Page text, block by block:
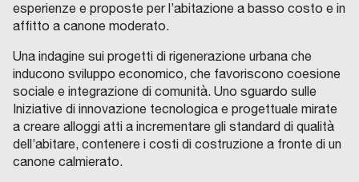
esperienze e proposte per l’abitazione a basso costo e in
affitto a canone moderato.
Una indagine sui progetti di rigenerazione urbana che
inducono sviluppo economico, che favoriscono coesione
sociale e integrazione di comunità. Uno sguardo sulle
Iniziative di innovazione tecnologica e progettuale mirate
a creare alloggi atti a incrementare gli standard di qualità
dell’abitare, contenere i costi di costruzione a fronte di un
canone calmierato.